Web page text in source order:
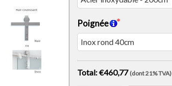
Poignée
Total: €460,77 (dont 21% TVA)